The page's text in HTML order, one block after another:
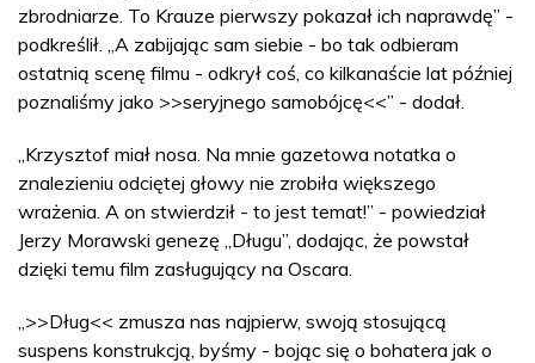
zbrodniarze. To Krauze pierwszy pokazał ich naprawdę” -
podkreślił. „A zabijając sam siebie - bo tak odbieram
ostatnią scenę filmu - odkrył coś, co kilkanaście lat później
poznaliśmy jako >>seryjnego samobójcę<<” - dodał.
„Krzysztof miał nosa. Na mnie gazetowa notatka o
znalezieniu odciętej głowy nie zrobiła większego
wrażenia. A on stwierdził - to jest temat!” - powiedział
Jerzy Morawski genezę „Długu”, dodając, że powstał
dzięki temu film zasługujący na Oscara.
„>>Dług<< zmusza nas najpierw, swoją stosującą
suspens konstrukcją, byśmy - bojąc się o bohatera jak o